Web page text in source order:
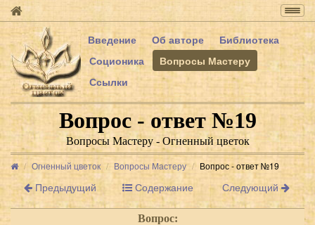
Введение
Об авторе
Библиотека
Соционика
Вопросы Мастеру
Ссылки
Вопрос - ответ №19
Вопросы Мастеру - Огненный цветок
Огненный цветок Вопросы Мастеру Вопрос - ответ №19
Предыдущий Содержание Следующий
Вопрос: